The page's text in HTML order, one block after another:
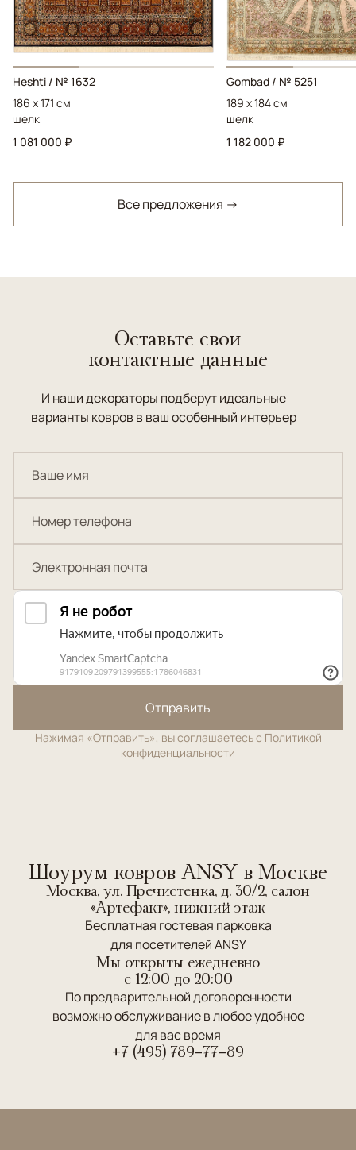
Heshti / № 1632
186 x 171 см
шелк
1 081 000 ₽
Gombad / № 5251
189 x 184 см
шелк
1 182 000 ₽
Все предложения →
Оставьте свои
контактные данные
И наши декораторы подберут идеальные
варианты ковров в ваш особенный интерьер
Отправить
Нажимая «Отправить», вы соглашаетесь с Политикой
конфиденциальности
Шоурум ковров ANSY в Москве
Москва, ул. Пречистенка, д. 30/2, салон
«Артефакт», нижний этаж
Бесплатная гостевая парковка
для посетителей ANSY
Мы открыты ежедневно
c 12:00 до 20:00
По предварительной договоренности
возможно обслуживание в любое удобное
для вас время
+7 (495) 789-77-89